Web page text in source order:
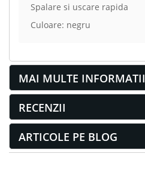
Spalare si uscare rapida
Culoare: negru
MAI MULTE INFORMATII
RECENZII
ARTICOLE PE BLOG